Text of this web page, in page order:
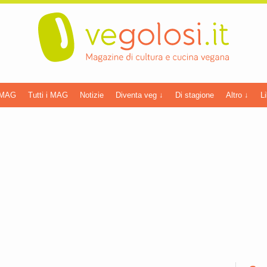
Tutti i MAG Notizie Diventa veg ↓ Di stagione Altro ↓